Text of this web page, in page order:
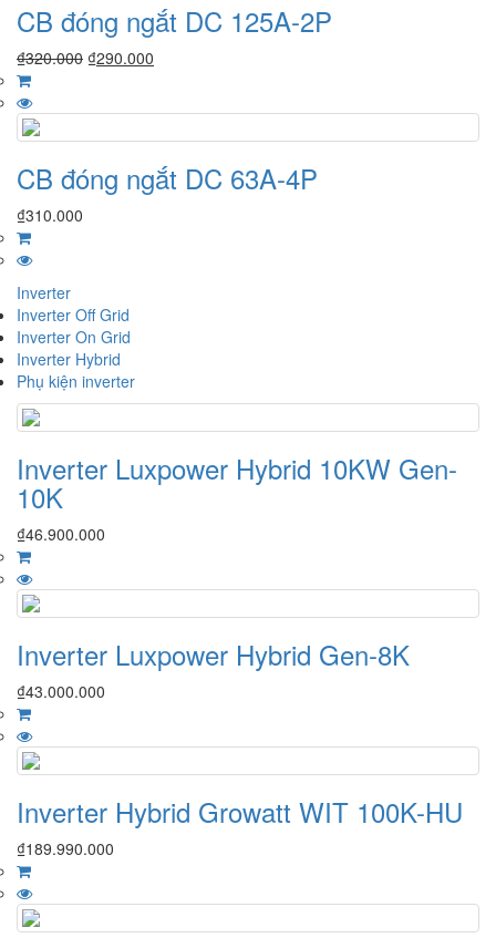
CB đóng ngắt DC 125A-2P
₫320.000 ₫290.000
CB đóng ngắt DC 63A-4P
₫310.000
Inverter
Inverter Off Grid
Inverter On Grid
Inverter Hybrid
Phụ kiện inverter
Inverter Luxpower Hybrid 10KW Gen-
10K
₫46.900.000
Inverter Luxpower Hybrid Gen-8K
₫43.000.000
Inverter Hybrid Growatt WIT 100K-HU
₫189.990.000